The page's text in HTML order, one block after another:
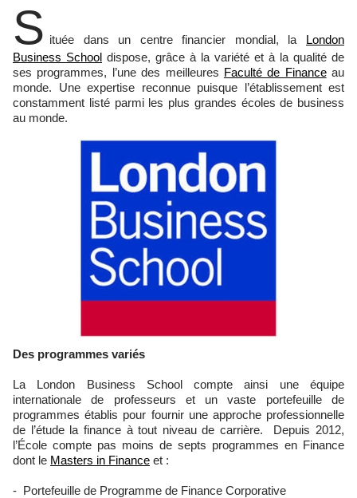
S ituée dans un centre financier mondial, la London
Business School dispose, grâce à la variété et à la qualité de
ses programmes, l’une des meilleures Faculté de Financeau
monde. Une expertise reconnue puisque l’établissement est
constamment listé parmi les plus grandes écoles de business
au monde.
Des programmes variés
La London Business School compte ainsi une équipe
internationale de professeurs et un vaste portefeuille de
programmes établis pour fournir une approche professionnelle
de l’étude la finance à tout niveau de carrière. Depuis 2012,
l’École compte pas moins de septs programmes en Finance
dont le Masters in Finance et :
- Portefeuille de Programme de Finance Corporative